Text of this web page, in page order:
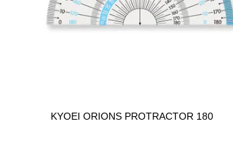
KYOEI ORIONS PROTRACTOR 180